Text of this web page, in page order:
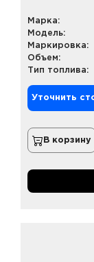
Марка:
Модель:
Маркировка:
Объем:
Тип топлива:
Уточнить
В корзину